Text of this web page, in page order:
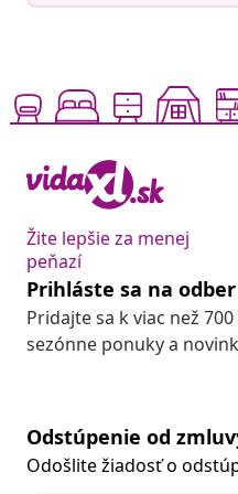
Žite lepšie za menej
peňazí
Prihláste sa na
Pridajte sa k viac než
sezónne ponuky a
Odstúpenie od
Odošlite žiadosť o